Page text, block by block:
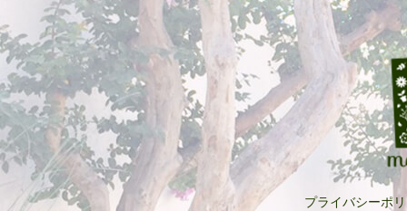
k
プライバシーポ